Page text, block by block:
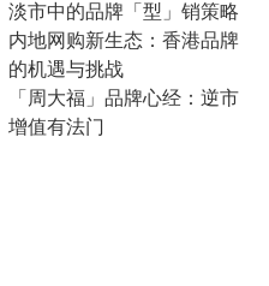
淡市中的品牌「型」销策略
内地网购新生态：香港品牌
的机遇与挑战
「周大福」品牌心经：逆市
增值有法门